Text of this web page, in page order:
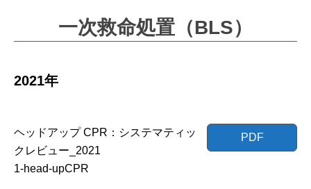
一次救命処置（BLS）
2021年
PDF
ヘッドアップ CPR：システマティッ
クレビュー_2021
1-head-upCPR